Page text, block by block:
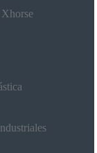
Xhorse